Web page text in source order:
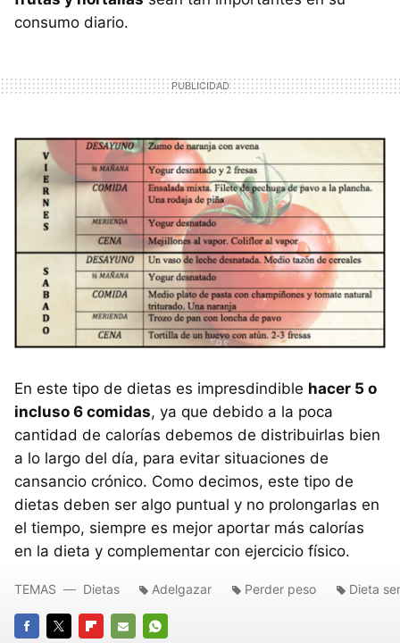
consumo diario.
En este tipo de dietas es impresdindible hacer 5 o
incluso 6 comidas, ya que debido a la poca
cantidad de calorías debemos de distribuirlas bien
a lo largo del día, para evitar situaciones de
cansancio crónico. Como decimos, este tipo de
dietas deben ser algo puntual y no prolongarlas en
el tiempo, siempre es mejor aportar más calorías
en la dieta y complementar con ejercicio físico.
TEMAS Dietas Adelgazar Perder peso Dieta